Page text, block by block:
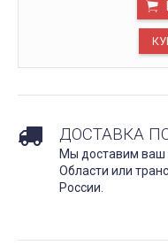
ДОСТАВКА
Мы доставим ваш
Области или
России.